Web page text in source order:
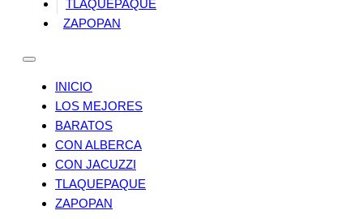
TLAQUEPAQUE
ZAPOPAN
INICIO
LOS MEJORES
BARATOS
CON ALBERCA
CON JACUZZI
TLAQUEPAQUE
ZAPOPAN